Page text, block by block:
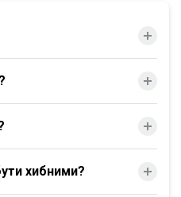
хибними?